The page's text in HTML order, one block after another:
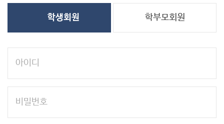
학생회원 학부모회원